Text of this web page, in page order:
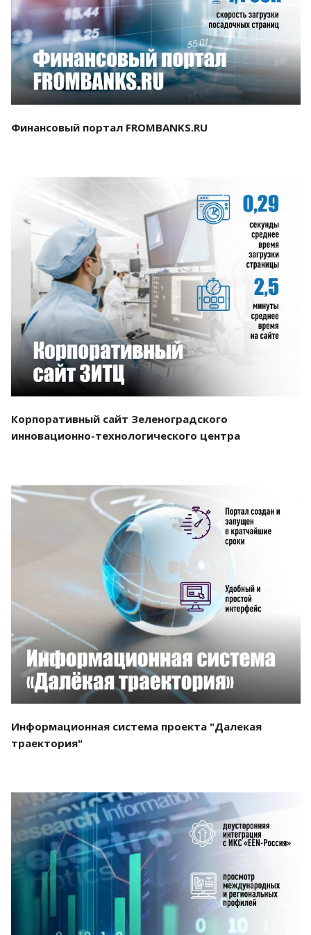
Смотреть проект
Финансовый портал FROMBANKS.RU
Смотреть проект
Корпоративный сайт Зеленоградского
инновационно-технологического центра
Смотреть проект
Информационная система проекта "Далекая
траектория"
Смотреть проект